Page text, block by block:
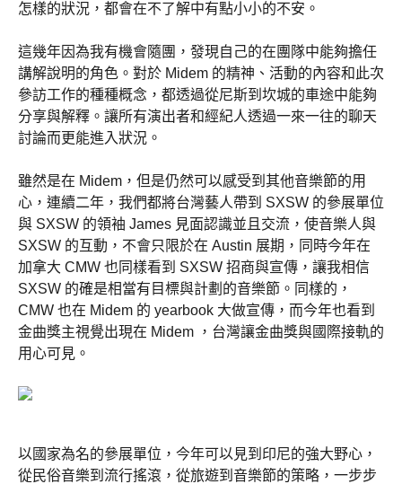
怎樣的狀況，都會在不了解中有點小小的不安。
這幾年因為我有機會隨團，發現自己的在團隊中能夠擔任
講解說明的角色。對於 Midem 的精神、活動的內容和此次
參訪工作的種種概念，都透過從尼斯到坎城的車途中能夠
分享與解釋。讓所有演出者和經紀人透過一來一往的聊天
討論而更能進入狀況。
雖然是在 Midem，但是仍然可以感受到其他音樂節的用
心，連續二年，我們都將台灣藝人帶到 SXSW 的參展單位
與 SXSW 的領袖 James 見面認識並且交流，使音樂人與
SXSW 的互動，不會只限於在 Austin 展期，同時今年在
加拿大 CMW 也同樣看到 SXSW 招商與宣傳，讓我相信
SXSW 的確是相當有目標與計劃的音樂節。同樣的，
CMW 也在 Midem 的 yearbook 大做宣傳，而今年也看到
金曲獎主視覺出現在 Midem ，台灣讓金曲獎與國際接軌的
用心可見。
以國家為名的參展單位，今年可以見到印尼的強大野心，
從民俗音樂到流行搖滾，從旅遊到音樂節的策略，一步步